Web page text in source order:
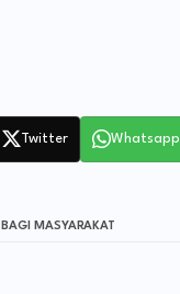
Twitter Whatsapp
MASYARAKAT